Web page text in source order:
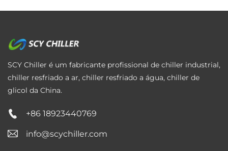
SCY Chiller é um fabricante profissional de chiller industrial,
chiller resfriado a ar, chiller resfriado a água, chiller de
glicol da China.
+86 18923440769
info@scychiller.com